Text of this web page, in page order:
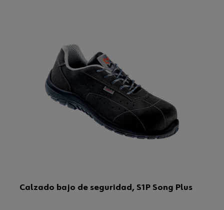
Calzado bajo de seguridad, S1P Song Plus